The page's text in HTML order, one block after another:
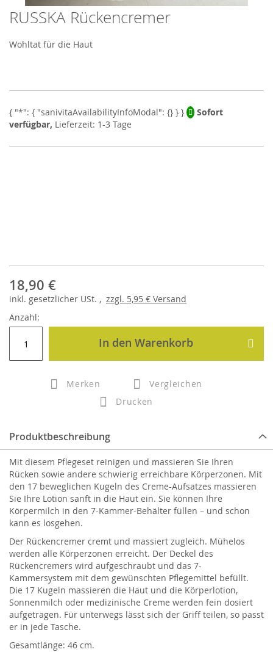
Skip
to
the
beginning
images
RUSSKA Rückencremer
Wohltat für die Haut
Sofort
verfügbar, Lieferzeit: 1-3 Tage
18,90 €
inkl. gesetzlicher USt. , zzgl. 5,95 € Versand
Anzahl:
In den Warenkorb
Merken
Vergleichen
Drucken
Produktbeschreibung
Mit diesem Pflegeset reinigen und massieren Sie Ihren
Rücken sowie andere schwierig erreichbare Körperzonen. Mit
den 17 beweglichen Kugeln des Creme-Aufsatzes massieren
Sie Ihre Lotion sanft in die Haut ein. Sie können Ihre
Körpermilch in den 7-Kammer-Behälter füllen – und schon
kann es losgehen.
Der Rückencremer cremt und massiert zugleich. Mühelos
werden alle Körperzonen erreicht. Der Deckel des
Rückencremers wird aufgeschraubt und das 7-
Kammersystem mit dem gewünschten Pflegemittel befüllt.
Die 17 Kugeln massieren die Haut und die Körperlotion,
Sonnenmilch oder medizinische Creme werden fein dosiert
aufgetragen. Für unterwegs lässt sich der Griff teilen, so passt
er in jede Tasche.
Gesamtlänge: 46 cm.